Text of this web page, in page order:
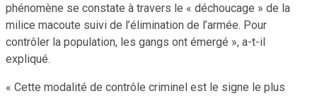
phénomène se constate à travers le « déchoucage » de la
milice macoute suivi de l’élimination de l’armée. Pour
contrôler la population, les gangs ont émergé », a-t-il
expliqué.
« Cette modalité de contrôle criminel est le signe le plus